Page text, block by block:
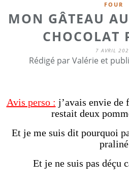
FOUR
MON GÂTEAU
CHOCOLAT
7 AVRIL
Rédigé par Valérie et
Avis perso : j’avais envie de
restait deux
Et je me suis dit pourquoi
praliné
Et je ne suis pas déçu